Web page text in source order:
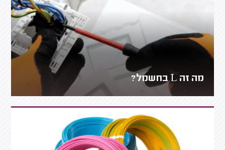
מה זה L בחשמל?